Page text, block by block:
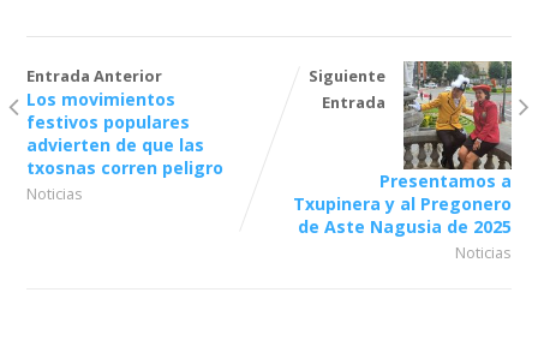
Entrada Anterior
Los movimientos
festivos populares
advierten de que las
txosnas corren peligro
Noticias
Siguiente
Entrada
Presentamos a
Txupinera y al Pregonero
de Aste Nagusia de 2025
Noticias